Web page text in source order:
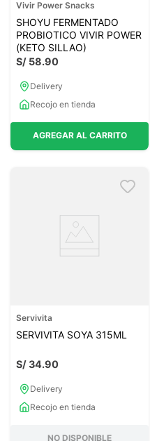
Vivir Power Snacks
SHOYU FERMENTADO
PROBIOTICO VIVIR POWER
(KETO SILLAO)
S/ 58.90
Delivery
Recojo en tienda
AGREGAR AL CARRITO
Servivita
SERVIVITA SOYA 315ML
S/34.90
Delivery
Recojo en tienda
NO DISPONIBLE